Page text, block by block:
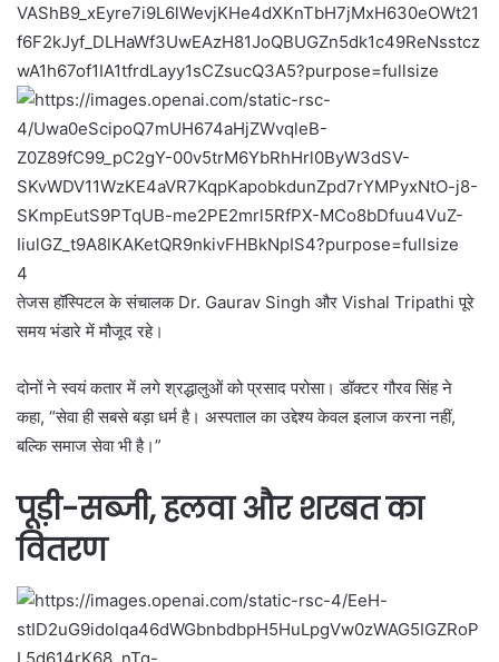
4
तेजस हॉस्पिटल के संचालक Dr. Gaurav Singh और Vishal Tripathi पूरे
समय भंडारे में मौजूद रहे।
दोनों ने स्वयं कतार में लगे श्रद्धालुओं को प्रसाद परोसा। डॉक्टर गौरव सिंह ने
कहा, “सेवा ही सबसे बड़ा धर्म है। अस्पताल का उद्देश्य केवल इलाज करना नहीं,
बल्कि समाज सेवा भी है।”
पूड़ी-सब्जी, हलवा और शरबत का
वितरण